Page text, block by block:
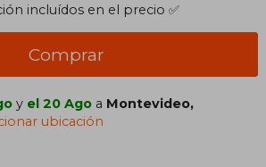
incluídos en el precio ✅
Comprar
y el 20 Ago a Montevideo,
ubicación